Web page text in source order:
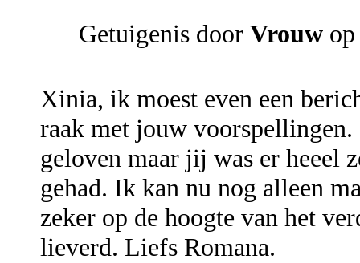
Getuigenis door Vrouw
Xinia, ik moest even een
raak met jouw
geloven maar jij was er heeel
gehad. Ik kan nu nog alleen
zeker op de hoogte van het
lieverd. Liefs Romana.